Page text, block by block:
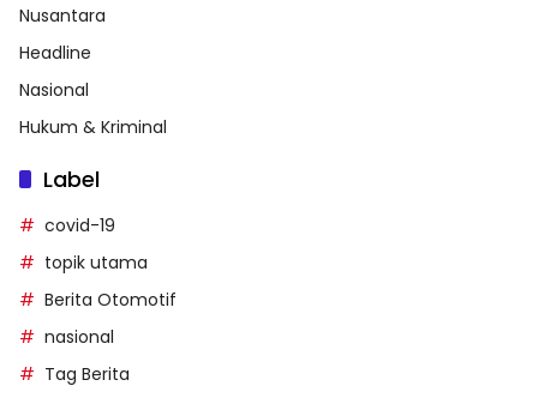
Nusantara
Headline
Nasional
Hukum & Kriminal
Label
covid-19
topik utama
Berita Otomotif
nasional
Tag Berita